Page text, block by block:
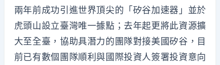
兩年前成功引進世界頂尖的「矽谷加速器」並於
虎頭山設立臺灣唯一據點；去年起更將此資源擴
大至全臺，協助具潛力的團隊對接美國矽谷，目
前已有數個團隊順利與國際投資人簽署投資意向